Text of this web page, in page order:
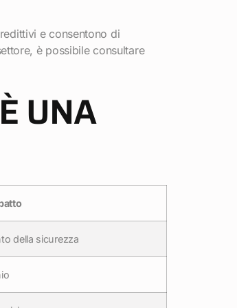
e consentono di
è possibile consultare
UNA
della sicurezza